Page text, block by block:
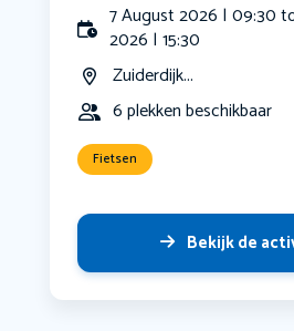
7 August 2026 | 09:30
2026 | 15:30
Zuiderdijk...
6 plekken beschikbaar
Fietsen
Bekijk de